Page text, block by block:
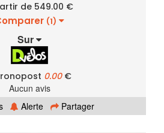
de 549.00 €
(1)
Sur
0.00€
Aucun avis
Alerte Partager